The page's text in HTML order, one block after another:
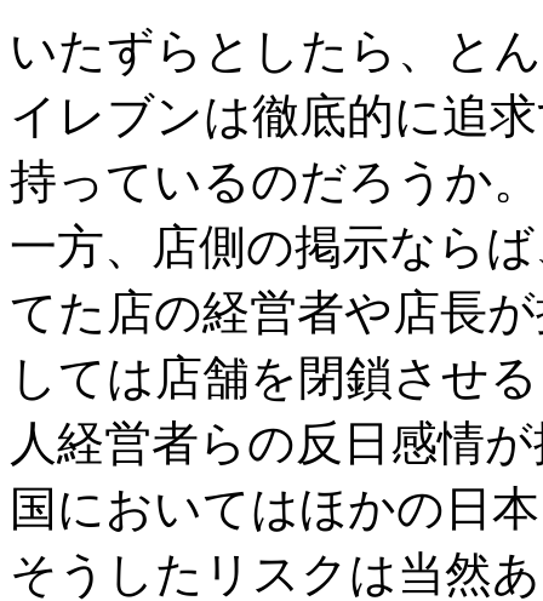
いたずらとしたら、と
イレブンは徹底的に追
持っているのだろうか。
一方、店側の掲示なら
てた店の経営者や店長
しては店舗を閉鎖させ
人経営者らの反日感情
国においてはほかの日
そうしたリスクは当然